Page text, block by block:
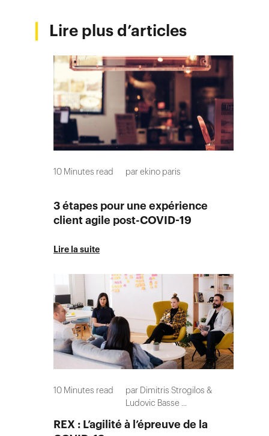
Lire plus d’articles
10 Minutes read parekino paris
3 étapes pour une expérience
client agile post-COVID-19
Lire la suite
10 Minutes read par Dimitris Strogilos
Ludovic Basse ...
REX : L’agilité à l’épreuve de la